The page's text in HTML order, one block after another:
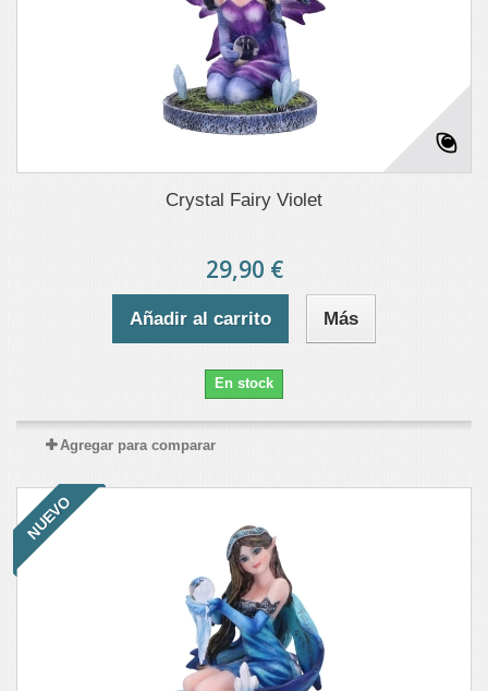
Crystal Fairy Violet
29,90 €
Añadir al carrito Más
En stock
Agregar para comparar
NUEVO